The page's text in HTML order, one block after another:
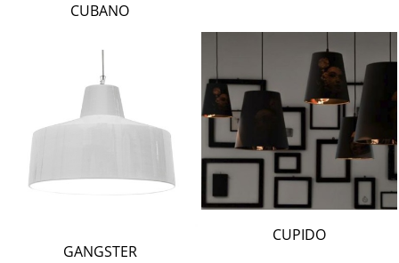
CUBANO
CUPIDO
GANGSTER